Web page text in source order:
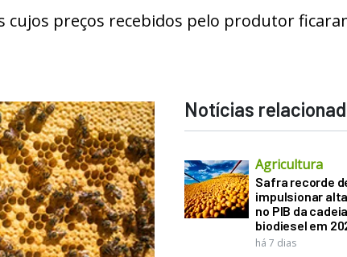
cujos preços recebidos pelo produtor
Notícias
Agricultura
Safra recorde
impulsionar
no PIB da
biodiesel em
há 7 dias